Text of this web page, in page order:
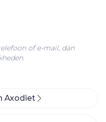
of e-mail, dan
Axodiet